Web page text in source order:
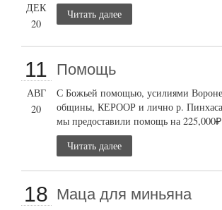
ДЕК
20
Читать далее
11
АВГ
20
Помощь
С Божьей помощью, усилиями
общины, КЕРООР и лично р.
мы предоставили помощь на
Читать далее
18 Маца для миньяна